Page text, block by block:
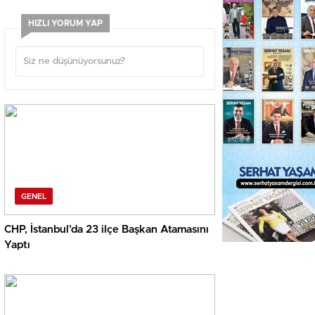
HIZLI YORUM YAP
GENEL
CHP, İstanbul’da 23 ilçe Başkan Atamasını
Yaptı